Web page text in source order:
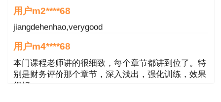
用户m2****68
jiangdehenhao,verygood
用户m4****68
本门课程老师讲的很细致，每个章节都讲到位了。特
别是财务评价那个章节，深入浅出，强化训练，效果
很好。